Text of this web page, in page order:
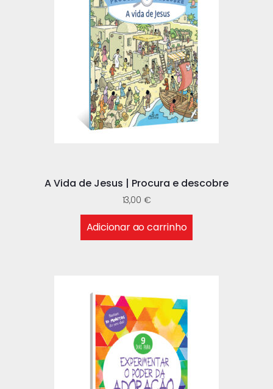
A Vida de Jesus | Procura e descobre
13,00 €
Adicionar ao carrinho